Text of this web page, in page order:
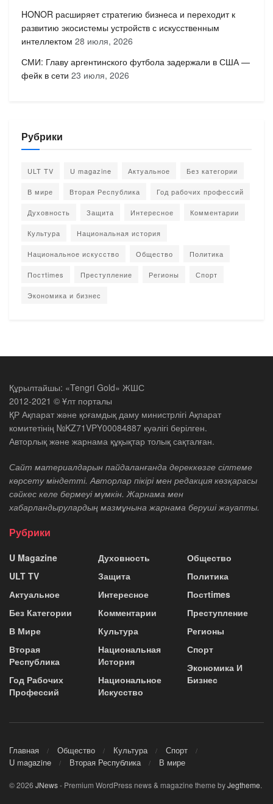
HONOR расширяет стратегию бизнеса и переходит к
развитию экосистемы устройств с искусственным
интеллектом 28 июля, 2026
СМИ: Главу аргентинского футбола задержали в США —
фейк в сети 23 июля, 2026
Рубрики
ULT TV U magazine Актуальное Без категории
В мире Вторая Республика Год рабочих профессий
Духовность Защита Интересное Комментарии
Культура Национальная история
Национальное искусство Общество Политика
Постtimes Преступление Регионы Спорт
Экономика и бизнес
Құрылтайшы: «Tengri Gold» ЖШС
2012-2021 © Ұлт порталы
ҚР Ақпарат және қоғамдық даму министрлігі Ақпарат
комитетінің №KZ71VPY00084887 куәлігі берілген.
Авторлық және жарнама құқықтар толық сақталған.
Сайт материалдарын пайдаланғанда дереккөзге сілтеме
көрсету міндетті. Авторлар пікірі мен редакция көзқарасы
сәйкес келе бермеуі мүмкін. Жарнама мен
хабарландырулардың мазмұнына жарнама беруші жауапты.
Рубрики
U Magazine
ULT TV
Актуальное
Без Категории
В Мире
Вторая
Республика
Год Рабочих
Профессий
Духовность
Защита
Интересное
Комментарии
Культура
Национальная
История
Национальное
Искусство
Общество
Политика
Постtimes
Преступление
Регионы
Спорт
Экономика И
Бизнес
Главная Общество Культура
Спорт
U magazine
Вторая Республика В мире
© 2026 JNews- Premium WordPress news & magazine theme byJegtheme.